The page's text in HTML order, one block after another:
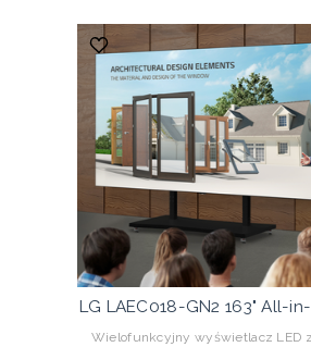
LG LAEC018-GN2 163" All-
Wielofunkcyjny wyświetlacz LED